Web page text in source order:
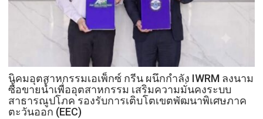
นิคมอุตสาหกรรมเอเพ็กซ์ กรีน ผนึกกำลัง IWRM ลงนาม
ซื้อขายน้ำเพื่ออุตสาหกรรม เสริมความมั่นคงระบบ
สาธารณูปโภค รองรับการเติบโตเขตพัฒนาพิเศษภาค
ตะวันออก (EEC)